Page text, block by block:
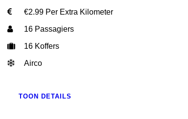
€2.99 Per Extra Kilometer
16 Passagiers
16 Koffers
Airco
TOON DETAILS